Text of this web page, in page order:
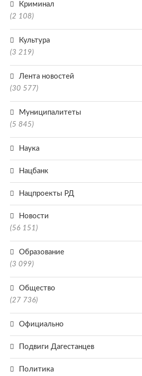
Криминал
(2 108)
Культура
(3 219)
Лента новостей
(30 577)
Муниципалитеты
(5 845)
Наука
Нацбанк
Нацпроекты РД
Новости
(56 151)
Образование
(3 099)
Общество
(27 736)
Официально
Подвиги Дагестанцев
Политика